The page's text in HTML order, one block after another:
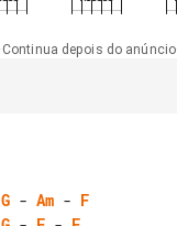
Continua depois do anúncio
G - Am - F